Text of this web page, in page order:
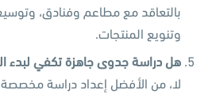
بالتعاقد مع مطاعم وفنادق،
وتنويع المنتجات.
هل دراسة جدوى جاهزة تكفي لبدء
لا، من الأفضل إعداد دراسة